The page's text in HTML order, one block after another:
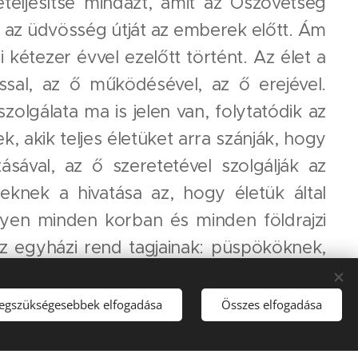
üdvösség útját az emberek előtt. Ám
kétezer évvel ezelőtt történt. Az élet a
az ő működésével, az ő erejével.
ma is jelen van, folytatódik az
akik teljes életüket arra szánják, hogy
az ő szeretetével szolgálják az
a hivatása az, hogy életük által
minden korban és minden földrajzi
egyházi rend tagjainak: püspököknek,
fakadó döntés által kapcsolja össze
az egész világgal. Talán azt
elfogadása Összes elfogadása